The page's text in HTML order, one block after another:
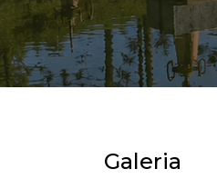
Galeria